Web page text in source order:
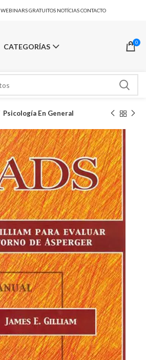
WEBINARS GRATUITOS NOTÍCIASCONTACTO
CATEGORÍAS 0
Psicología En General